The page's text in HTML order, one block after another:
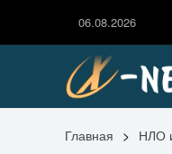
06.08.2026
Главная > НЛО